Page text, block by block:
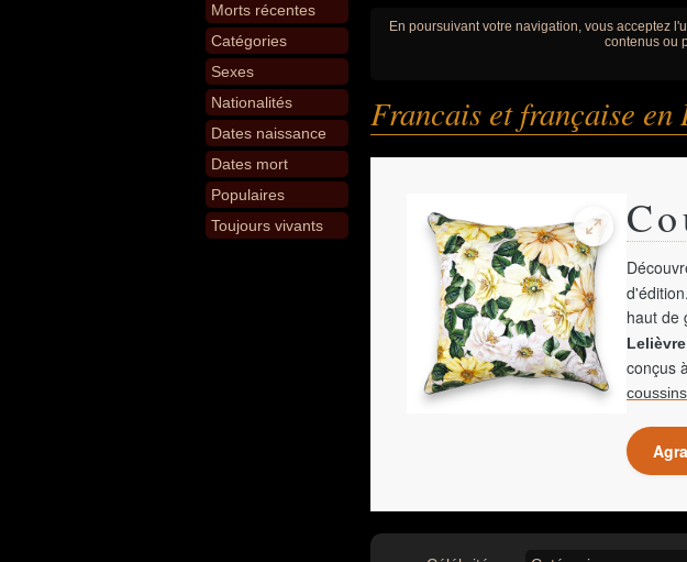
Morts récentes
Catégories
Sexes
Nationalités
Dates naissance
Dates mort
Populaires
Toujours vivants
En poursuivant votre navigation, vous acceptez
contenus ou
Francais et française en
haut de
Lelièvre
conçus